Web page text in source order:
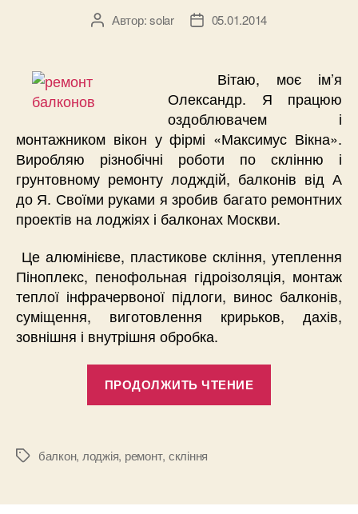
АвторАвтор:solar
Дата05.01.2014
Вітаю, моє ім’я
Олександр. Я працюю
оздоблювачем і
монтажником вікон у фірмі «Максимус Вікна».
Виробляю різнобічні роботи по склінню і
грунтовному ремонту лодждій, балконів від А
до Я. Своїми руками я зробив багато ремонтних
проектів на лоджіях і балконах Москви.
Це алюмінієве, пластикове скління, утеплення
Піноплекс, пенофольная гідроізоляція, монтаж
теплої інфрачервоної підлоги, винос балконів,
суміщення, виготовлення крирьков, дахів,
зовнішня і внутрішня обробка.
ПРОДОЛЖИТЬ ЧТЕНИЕ
Slidors,
Меткибалкон, лоджія, ремонт, скління